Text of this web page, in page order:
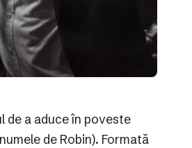
de a aduce în poveste
de Robin). Formată